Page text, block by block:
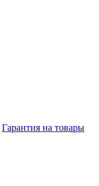
Гарантия на товары